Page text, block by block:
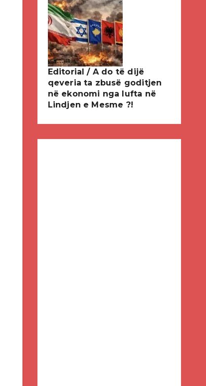
Editorial / A do të dijë
qeveria ta zbusë goditjen
në ekonomi nga lufta në
Lindjen e Mesme ?!